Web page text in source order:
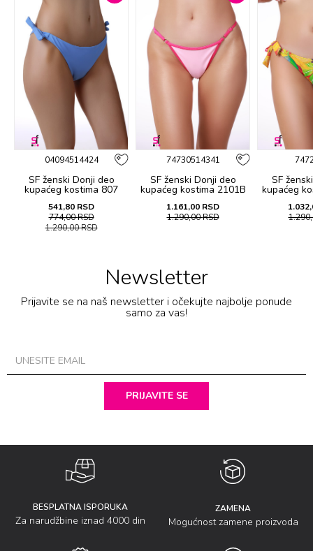
04094514424
SF ženski Donji deo
kupaćeg kostima 807
541,80 RSD
774,00RSD
1.290,00RSD
74730514341
SF ženski Donji deo
kupaćeg kostima 2101B
1.161,00 RSD
1.290,00RSD
SF
kupaćeg
Newsletter
Prijavite se na naš newsletter i očekujte najbolje ponude
samo za vas!
PRIJAVITE SE
BESPLATNA ISPORUKA
Za narudžbine iznad 4000 din
ZAMENA
Mogućnost zamene proizvoda